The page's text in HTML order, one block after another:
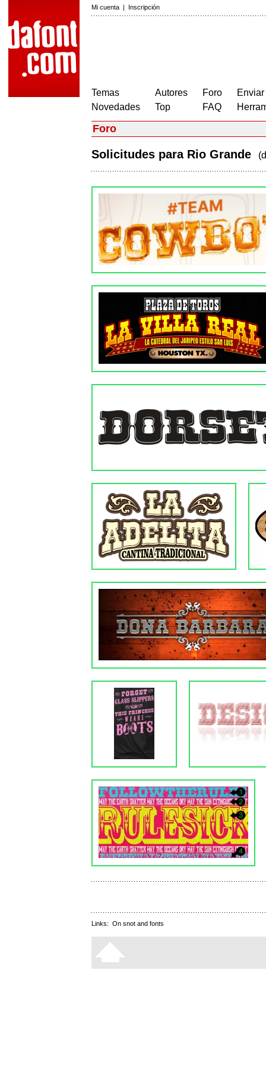
Mi cuenta | Inscripción
Temas
Novedades
Autores
Top
Foro
FAQ
Foro
Solicitudes para Rio Grande
Links: On snot and fonts